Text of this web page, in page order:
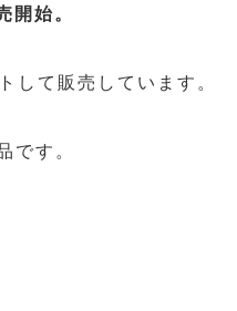
開始。
して販売しています。
です。